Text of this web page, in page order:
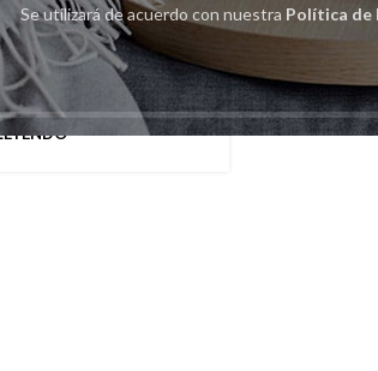
Se utilizará de acuerdo con nuestra Política de
AL USUARIOMY
le informa que, según lo
General (U...